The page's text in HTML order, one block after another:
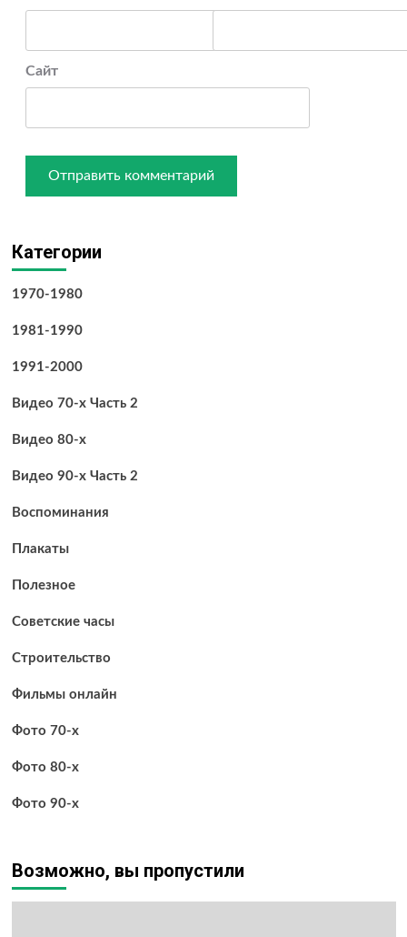
Сайт
Категории
1970-1980
1981-1990
1991-2000
Видео 70-х Часть 2
Видео 80-х
Видео 90-х Часть 2
Воспоминания
Плакаты
Полезное
Советские часы
Строительство
Фильмы онлайн
Фото 70-х
Фото 80-х
Фото 90-х
Возможно, вы пропустили